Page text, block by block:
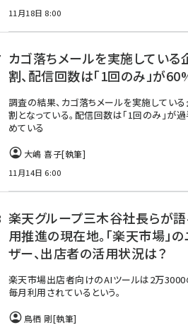
11月18日 8:00
カゴ落ちメールを実施している
割、配信回数は「1回のみ」が
調査の結果、カゴ落ちメールを実施してい
割となっている。配信回数は「1回のみ」が
めている
大嶋 喜子[執筆]
11月14日 6:00
楽天グループ三木谷社長らが
用推進の現在地。「楽天市場」
ザー、出店者の活用状況は？
楽天市場出店者向けのAIツールは2万
毎月利用されているという。
鳥栖 剛[執筆]